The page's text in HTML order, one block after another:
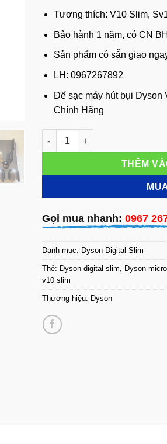
Tương thích: V10 Slim,
Bảo hành 1 năm, có CN
Sản phẩm có sẵn giao
LH: 0967267892
Đế sạc máy hút bụi Dyson
Chính Hãng
Đế sạc máy hút bụi Dyson
THÊM
Gọi mua nhanh: 0967
Danh mục: Dyson Digital Slim
Thẻ: Dyson digital slim, Dyson
v10 slim
Thương hiệu: Dyson